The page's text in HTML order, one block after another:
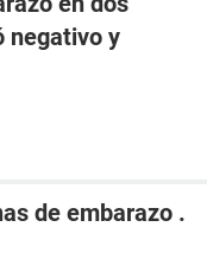
negativo y
de embarazo .